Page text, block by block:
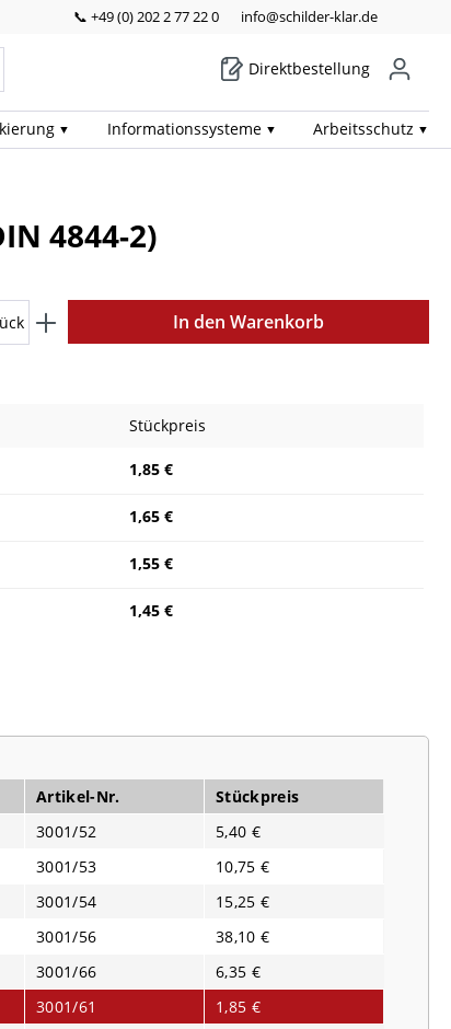
📞 +49 (0) 202 2 77 22 0 info@schilder-klar.de
Direktbestellung
Informations­systeme Arbeits­schutz
4844-2)
In den Warenkorb
Stückpreis
1,85 €
1,65 €
1,55 €
1,45 €
Artikel-Nr.
Stückpreis
3001/52
5,40 €
3001/53
10,75 €
3001/54
15,25 €
3001/56
38,10 €
3001/66
6,35 €
3001/61
1,85 €